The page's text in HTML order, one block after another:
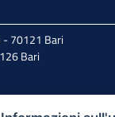
- 70121 Bari
Bari